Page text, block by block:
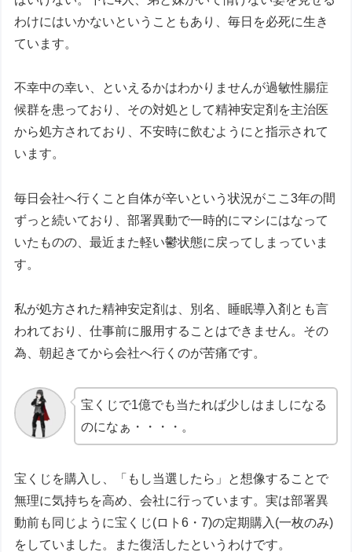
わけにはいかないということもあり、毎日を必死に生き
ています。
不幸中の幸い、といえるかはわかりませんが過敏性腸症
候群を患っており、その対処として精神安定剤を主治医
から処方されており、不安時に飲むようにと指示されて
います。
毎日会社へ行くこと自体が辛いという状況がここ3年の間
ずっと続いており、部署異動で一時的にマシにはなって
いたものの、最近また軽い鬱状態に戻ってしまっていま
す。
私が処方された精神安定剤は、別名、睡眠導入剤とも言
われており、仕事前に服用することはできません。その
為、朝起きてから会社へ行くのが苦痛です。
宝くじで1億でも当たれば少しはましになる
のになぁ・・・・。
宝くじを購入し、「もし当選したら」と想像することで
無理に気持ちを高め、会社に行っています。実は部署異
動前も同じように宝くじ(ロト6・7)の定期購入(一枚のみ)
をしていました。また復活したというわけです。